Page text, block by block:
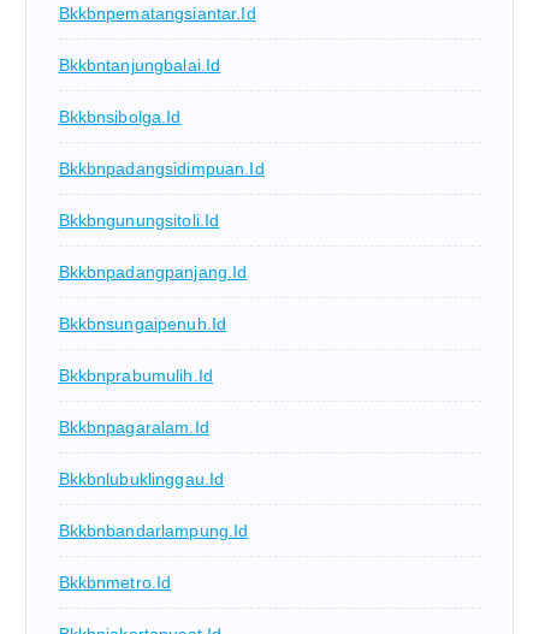
Bkkbnpematangsiantar.id
Bkkbntanjungbalai.id
Bkkbnsibolga.id
Bkkbnpadangsidimpuan.id
Bkkbngunungsitoli.id
Bkkbnpadangpanjang.id
Bkkbnsungaipenuh.id
Bkkbnprabumulih.id
Bkkbnpagaralam.id
Bkkbnlubuklinggau.id
Bkkbnbandarlampung.id
Bkkbnmetro.id